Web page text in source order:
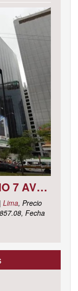
DEPÓSITO 64 - SÓTANO 7 AVENIDA CIRCUNVALACIÓN DEL CLUB GOLF LOS INCAS N° 152 URBANIZACIÓN LOTIZACIÓN CLUB GOLF LOS INCAS DISTRITO SANTIAGO DE SURCO, PROVINCIA Y DEPARTAMENTO DE LIMA
| Lima, Precio
Fecha